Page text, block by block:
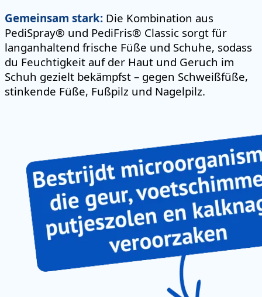
Gemeinsam stark: Die Kombination aus
PediSpray® und PediFris® Classic sorgt für
langanhaltend frische Füße und Schuhe, sodass
du Feuchtigkeit auf der Haut und Geruch im
Schuh gezielt bekämpfst – gegen Schweißfüße,
stinkende Füße, Fußpilz und Nagelpilz.